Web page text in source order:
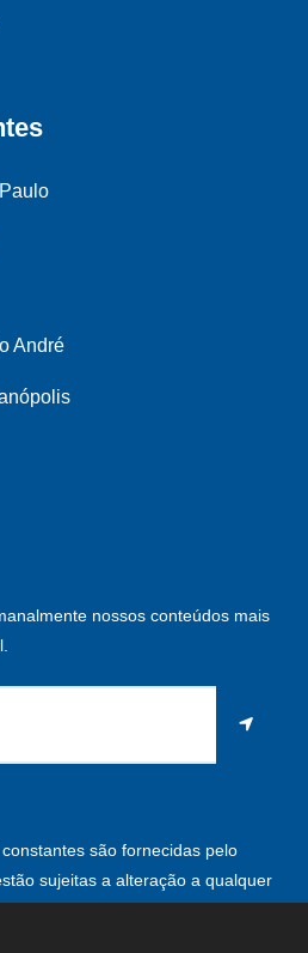
André
nossos conteúdos mais
são fornecidas pelo
sujeitas a alteração a qualquer
momento.